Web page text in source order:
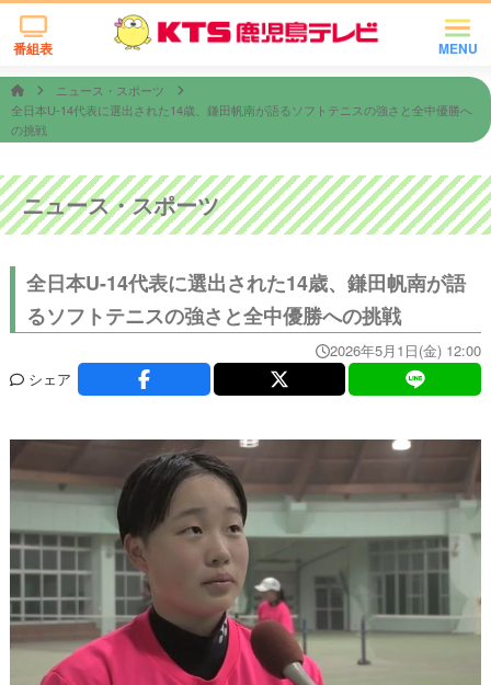
MENU
番組表
ニュース・スポーツ
全日本U-14代表に選出された14歳、鎌田帆南が語るソフトテニスの強さと全中優勝へ
の挑戦
ニュース・スポーツ
全日本U-14代表に選出された14歳、鎌田帆南が語
るソフトテニスの強さと全中優勝への挑戦
2026年5月1日(金) 12:00
シェア